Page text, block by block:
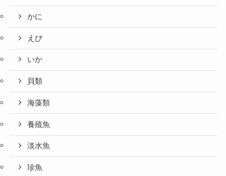
かに
えび
いか
貝類
海藻類
養殖魚
淡水魚
珍魚